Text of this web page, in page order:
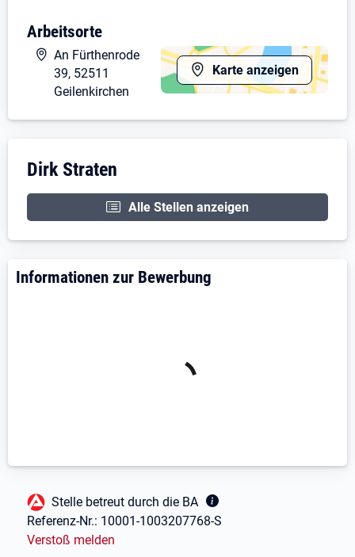
Wir bieten
Teilzeitstelle mit ca. 20 Wochenstunden
Langfristige Perspektive
Leistungsgerechte Vergütung
Wir suchen eine Person, die eigenverantwortlich
arbeitet, sich gut in ein Team einfügt und bereit ist,
dort zu unterstützen, wo sie gebraucht wird. Eigene
Abstimmung mit der Geschäftsleitung.
Arbeitsorte
Karte anzeigen
An Fürthenrode
39, 52511
Geilenkirchen
Unternehmensdarstellung: Dirk Straten
Dirk Straten
Alle Stellen anzeigen
Informationen zur Bewerbung
Fußbereich
Stelle betreut durch die BA
Referenz-Nr.: 10001-1003207768-S
Verstoß melden